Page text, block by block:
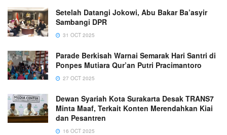
Setelah Datangi Jokowi, Abu Bakar Ba’asyir
Sambangi DPR
31 OCT 2025
Parade Berkisah Warnai Semarak Hari Santri di
Ponpes Mutiara Qur’an Putri Pracimantoro
27 OCT 2025
Dewan Syariah Kota Surakarta Desak TRANS7
Minta Maaf, Terkait Konten Merendahkan Kiai
dan Pesantren
16 OCT 2025